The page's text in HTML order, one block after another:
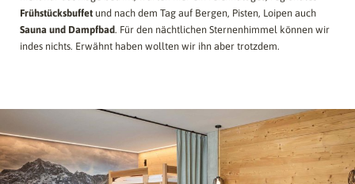
Frühstücksbuffetund nach dem Tag auf Bergen, Pisten, Loipen auch
Sauna und Dampfbad. Für den nächtlichen Sternenhimmel können wir
indes nichts. Erwähnt haben wollten wir ihn aber trotzdem.